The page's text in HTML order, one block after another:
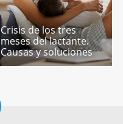
Crisis de los tres
meses del lactante.
Causas y soluciones